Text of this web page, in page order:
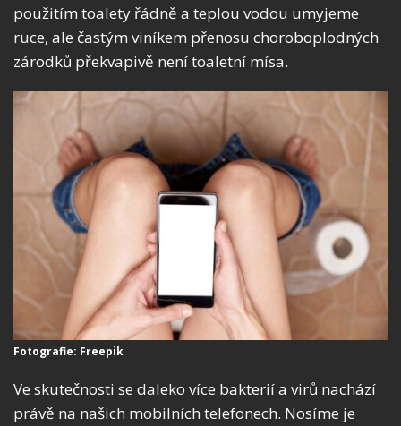
použitím toalety řádně a teplou vodou umyjeme
ruce, ale častým viníkem přenosu choroboplodných
zárodků překvapivě není toaletní mísa.
Fotografie: Freepik
Ve skutečnosti se daleko více bakterií a virů nachází
právě na našich mobilních telefonech. Nosíme je